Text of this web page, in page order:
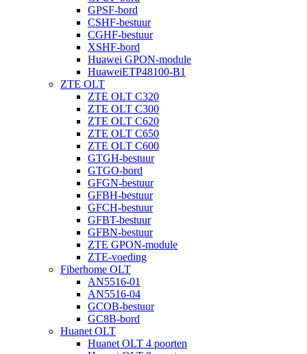
GPSF-bord
CSHF-bestuur
CGHF-bestuur
XSHF-bord
Huawei GPON-module
HuaweiETP48100-B1
ZTE OLT
ZTE OLT C320
ZTE OLT C300
ZTE OLT C620
ZTE OLT C650
ZTE OLT C600
GTGH-bestuur
GTGO-bord
GFGN-bestuur
GFBH-bestuur
GFCH-bestuur
GFBT-bestuur
GFBN-bestuur
ZTE GPON-module
ZTE-voeding
Fiberhome OLT
AN5516-01
AN5516-04
GCOB-bestuur
GC8B-bord
Huanet OLT
Huanet OLT 4 poorten